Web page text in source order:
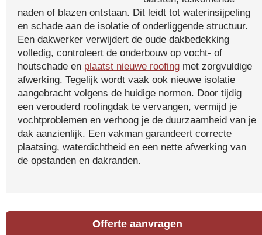
naden of blazen ontstaan. Dit leidt tot waterinsijpeling
en schade aan de isolatie of onderliggende structuur.
Een dakwerker verwijdert de oude dakbedekking
volledig, controleert de onderbouw op vocht- of
houtschade en plaatst nieuwe roofing met zorgvuldige
afwerking. Tegelijk wordt vaak ook nieuwe isolatie
aangebracht volgens de huidige normen. Door tijdig
een verouderd roofingdak te vervangen, vermijd je
vochtproblemen en verhoog je de duurzaamheid van je
dak aanzienlijk. Een vakman garandeert correcte
plaatsing, waterdichtheid en een nette afwerking van
de opstanden en dakranden.
Offerte aanvragen